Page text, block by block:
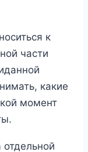
к
части
какие
момент